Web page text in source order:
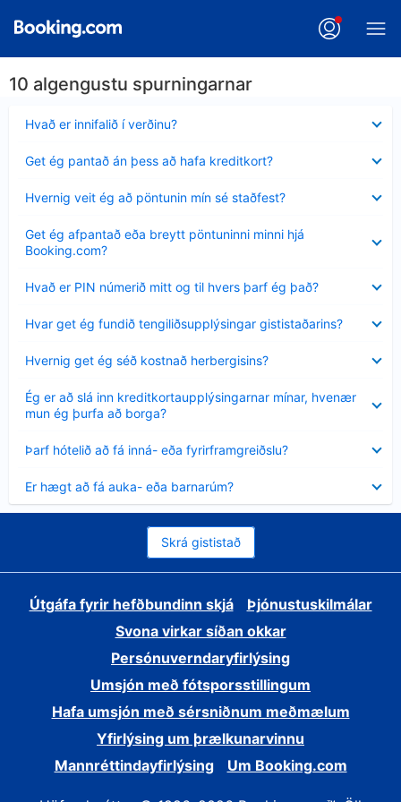
10 algengustu spurningarnar
Hvað er innifalið í verðinu?
sýnt
Get ég pantað án þess að hafa kreditkort?
sýnt
Hvernig veit ég að pöntunin mín sé staðfest?
sýnt
Get ég afpantað eða breytt pöntuninni minni hjá
Booking.com?
sýnt
Hvað er PIN númerið mitt og til hvers þarf ég það?
sýnt
Hvar get ég fundið tengiliðsupplýsingar gististaðarins?
sýnt
Hvernig get ég séð kostnað herbergisins?
sýnt
Ég er að slá inn kreditkortaupplýsingarnar mínar, hvenær
mun ég þurfa að borga?
Minna
sýnt
Þarf hótelið að fá inná- eða fyrirframgreiðslu?
sýnt
Er hægt að fá auka- eða barnarúm?
sýnt
Skrá gististað
Útgáfa fyrir hefðbundinn skjá
Þjónustuskilmálar
Svona virkar síðan okkar
Persónuverndaryfirlýsing
Umsjón með fótsporsstillingum
Hafa umsjón með sérsniðnum meðmælum
Yfirlýsing um þrælkunarvinnu
Mannréttindayfirlýsing
Um Booking.com